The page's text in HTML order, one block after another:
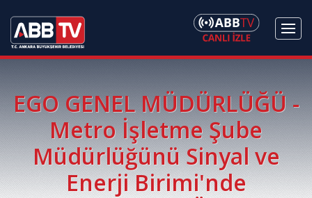
EGO GENEL MÜDÜRLÜĞÜ -
Metro İşletme Şube
Müdürlüğünü Sinyal ve
Enerji Birimi'nde